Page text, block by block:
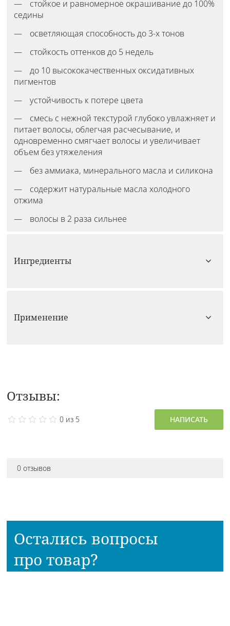
стойкое и равномерное окрашивание до 100%
седины
осветляющая способность до 3-х тонов
стойкость оттенков до 5 недель
до 10 высококачественных оксидативных
пигментов
устойчивость к потере цвета
смесь с нежной текстурой глубоко увлажняет и
питает волосы, облегчая расчесывание, и
одновременно смягчает волосы и увеличивает
объем без утяжеления
без аммиака, минерального масла и силикона
содержит натуральные масла холодного
отжима
волосы в 2 раза сильнее
Ингредиенты
Применение
Отзывы:
0 из 5 НАПИСАТЬ
0 отзывов
Остались вопросы
про товар?